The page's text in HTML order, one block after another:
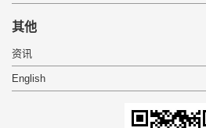
其他
资讯
English